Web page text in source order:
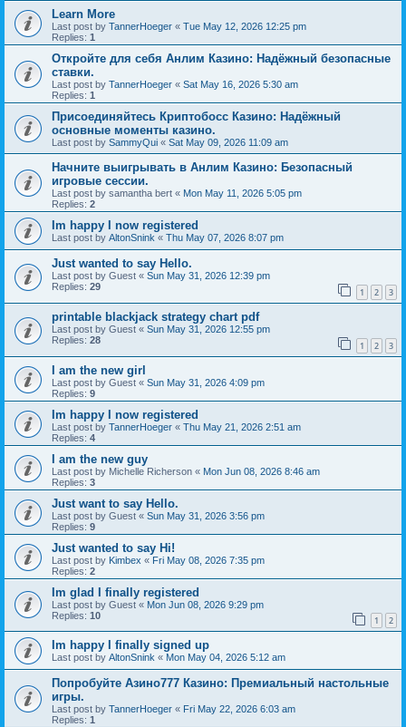
Learn More
Last post by TannerHoeger « Tue May 12, 2026 12:25 pm
Replies: 1
Откройте для себя Анлим Казино: Надёжный безопасные
ставки.
Last post by TannerHoeger « Sat May 16, 2026 5:30 am
Replies: 1
Присоединяйтесь Криптобосс Казино: Надёжный
основные моменты казино.
Last post by SammyQui « Sat May 09, 2026 11:09 am
Начните выигрывать в Анлим Казино: Безопасный
игровые сессии.
Last post by samantha bert « Mon May 11, 2026 5:05 pm
Replies: 2
Im happy I now registered
Last post by AltonSnink « Thu May 07, 2026 8:07 pm
Just wanted to say Hello.
Last post by Guest « Sun May 31, 2026 12:39 pm
Replies: 29 1 2 3
printable blackjack strategy chart pdf
Last post by Guest « Sun May 31, 2026 12:55 pm
Replies: 28 1 2 3
I am the new girl
Last post by Guest « Sun May 31, 2026 4:09 pm
Replies: 9
Im happy I now registered
Last post by TannerHoeger « Thu May 21, 2026 2:51 am
Replies: 4
I am the new guy
Last post by Michelle Richerson « Mon Jun 08, 2026 8:46 am
Replies: 3
Just want to say Hello.
Last post by Guest « Sun May 31, 2026 3:56 pm
Replies: 9
Just wanted to say Hi!
Last post by Kimbex « Fri May 08, 2026 7:35 pm
Replies: 2
Im glad I finally registered
Last post by Guest « Mon Jun 08, 2026 9:29 pm
Replies: 10 1 2
Im happy I finally signed up
Last post by AltonSnink « Mon May 04, 2026 5:12 am
Попробуйте Азино777 Казино: Премиальный настольные
игры.
Last post by TannerHoeger « Fri May 22, 2026 6:03 am
Replies: 1